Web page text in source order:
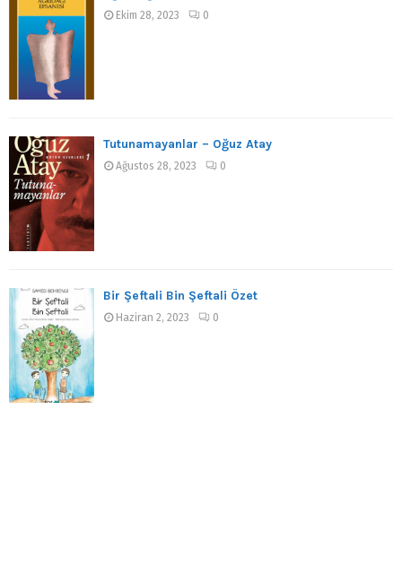
Ekim 28, 2023 0
Tutunamayanlar – Oğuz Atay
Ağustos 28, 2023 0
Bir Şeftali Bin Şeftali Özet
Haziran 2, 2023 0